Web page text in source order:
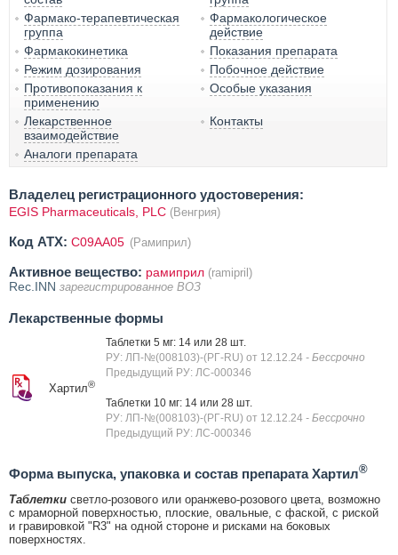
Фармако-терапевтическая
группа
Фармакологическое
действие
Фармакокинетика
Показания препарата
Режим дозирования
Побочное действие
Противопоказания к
применению
Особые указания
Лекарственное
взаимодействие
Контакты
Аналоги препарата
Владелец регистрационного удостоверения:
EGIS Pharmaceuticals, PLC (Венгрия)
Код ATX: C09AA05 (Рамиприл)
Активное вещество: рамиприл (ramipril)
Rec.INN зарегистрированное ВОЗ
Лекарственные формы
Хартил®
Таблетки 5 мг: 14 или 28 шт.
РУ: ЛП-№(008103)-(РГ-RU) от 12.12.24 - Бессрочно
Предыдущий РУ: ЛС-000346
Таблетки 10 мг: 14 или 28 шт.
РУ: ЛП-№(008103)-(РГ-RU) от 12.12.24 - Бессрочно
Предыдущий РУ: ЛС-000346
Форма выпуска, упаковка и состав препарата Хартил®
Таблетки светло-розового или оранжево-розового цвета, возможно
с мраморной поверхностью, плоские, овальные, с фаской, с риской
и гравировкой "R3" на одной стороне и рисками на боковых
поверхностях.